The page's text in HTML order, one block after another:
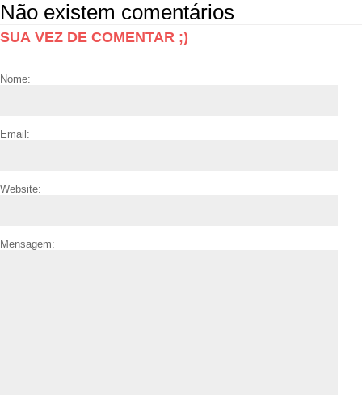
Não existem comentários
SUA VEZ DE COMENTAR ;)
Nome:
Email:
Website:
Mensagem: